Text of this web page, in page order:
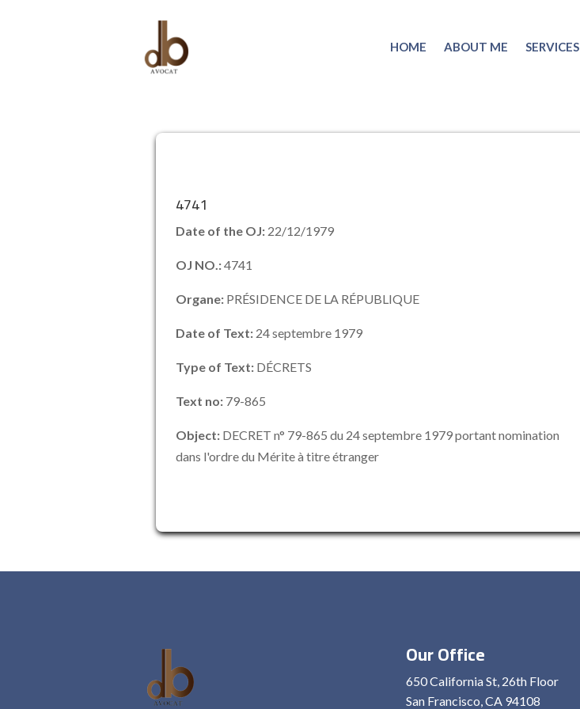
HOME ABOUT ME SERVICES
4741
Date of the OJ: 22/12/1979
OJ NO.:4741
Organe: PRÉSIDENCE DE LA RÉPUBLIQUE
Date of Text: 24 septembre 1979
Type of Text: DÉCRETS
Text no: 79-865
Object: DECRET n° 79-865 du 24 septembre 1979 portant nomination
dans l'ordre du Mérite à titre étranger
Our Office
650 California St, 26th Floor
San Francisco, CA 94108